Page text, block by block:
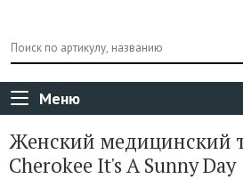
Меню
Женский медицинский
Cherokee It's A Sunny Day